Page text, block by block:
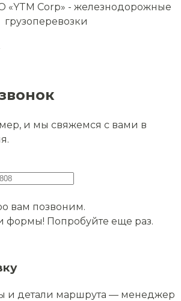
«YTM Corp» - железнодорожные
грузоперевозки
и мы свяжемся с вами в
вам позвоним.
формы! Попробуйте еще раз.
и детали маршрута — менеджер